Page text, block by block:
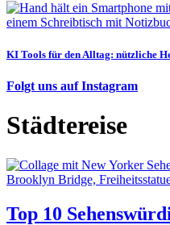
KI Tools für den Alltag: nützliche
Folgt uns auf Instagram
Städtereise
Top 10